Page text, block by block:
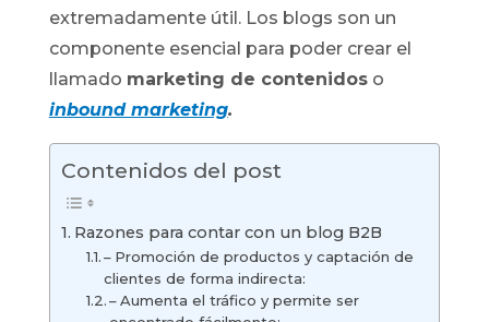
extremadamente útil. Los blogs son un
componente esencial para poder crear el
llamado marketing de contenidoso
inbound marketing.
Contenidos del post
Razones para contar con un blog B2B
– Promoción de productos y captación de
clientes de forma indirecta:
– Aumenta el tráfico y permite ser